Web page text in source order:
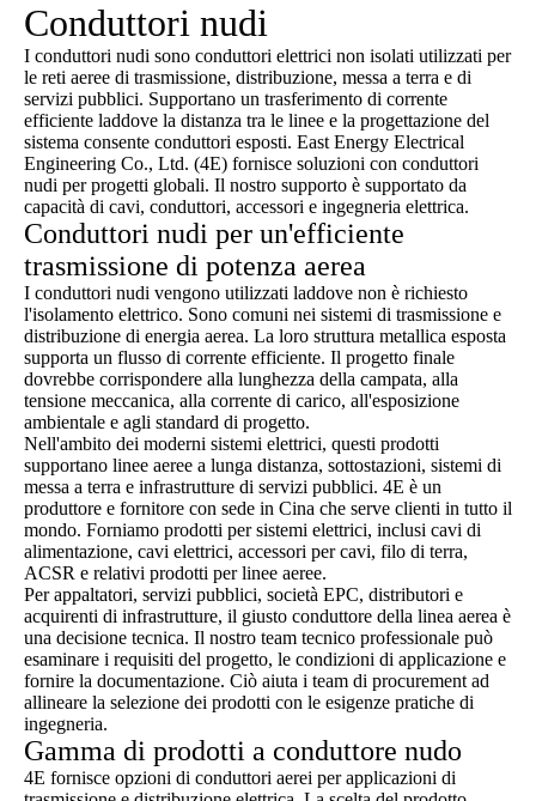
Conduttori nudi
I conduttori nudi sono conduttori elettrici non isolati utilizzati per
le reti aeree di trasmissione, distribuzione, messa a terra e di
servizi pubblici. Supportano un trasferimento di corrente
efficiente laddove la distanza tra le linee e la progettazione del
sistema consente conduttori esposti. East Energy Electrical
Engineering Co., Ltd. (4E) fornisce soluzioni con conduttori
nudi per progetti globali. Il nostro supporto è supportato da
capacità di cavi, conduttori, accessori e ingegneria elettrica.
Conduttori nudi per un'efficiente
trasmissione di potenza aerea
I conduttori nudi vengono utilizzati laddove non è richiesto
l'isolamento elettrico. Sono comuni nei sistemi di trasmissione e
distribuzione di energia aerea. La loro struttura metallica esposta
supporta un flusso di corrente efficiente. Il progetto finale
dovrebbe corrispondere alla lunghezza della campata, alla
tensione meccanica, alla corrente di carico, all'esposizione
ambientale e agli standard di progetto.
Nell'ambito dei moderni sistemi elettrici, questi prodotti
supportano linee aeree a lunga distanza, sottostazioni, sistemi di
messa a terra e infrastrutture di servizi pubblici. 4E è un
produttore e fornitore con sede in Cina che serve clienti in tutto il
mondo. Forniamo prodotti per sistemi elettrici, inclusi cavi di
alimentazione, cavi elettrici, accessori per cavi, filo di terra,
ACSR e relativi prodotti per linee aeree.
Per appaltatori, servizi pubblici, società EPC, distributori e
acquirenti di infrastrutture, il giusto conduttore della linea aerea è
una decisione tecnica. Il nostro team tecnico professionale può
esaminare i requisiti del progetto, le condizioni di applicazione e
fornire la documentazione. Ciò aiuta i team di procurement ad
allineare la selezione dei prodotti con le esigenze pratiche di
ingegneria.
Gamma di prodotti a conduttore nudo
4E fornisce opzioni di conduttori aerei per applicazioni di